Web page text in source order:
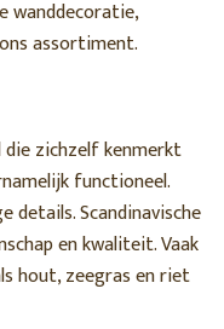
assortiment.
die zichzelf kenmerkt
functioneel.
details. Scandinavische
en kwaliteit. Vaak
hout, zeegras en riet